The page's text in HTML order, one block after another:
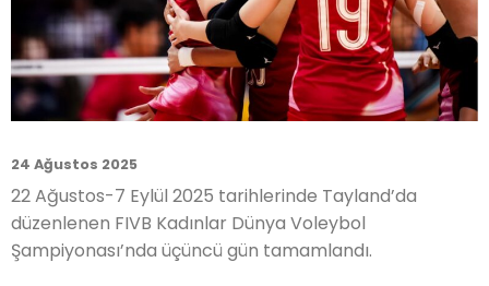
24 Ağustos 2025
22 Ağustos-7 Eylül 2025 tarihlerinde Tayland’da
düzenlenen FIVB Kadınlar Dünya Voleybol
Şampiyonası’nda üçüncü gün tamamlandı.